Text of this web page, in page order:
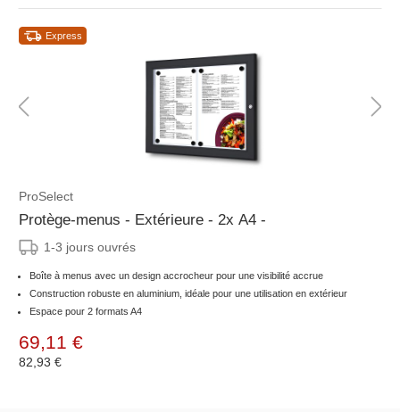
Express
ProSelect
Protège-menus - Extérieure - 2x A4 -
1-3 jours ouvrés
Boîte à menus avec un design accrocheur pour une visibilité accrue
Construction robuste en aluminium, idéale pour une utilisation en extérieur
Espace pour 2 formats A4
69,11 €
82,93 €